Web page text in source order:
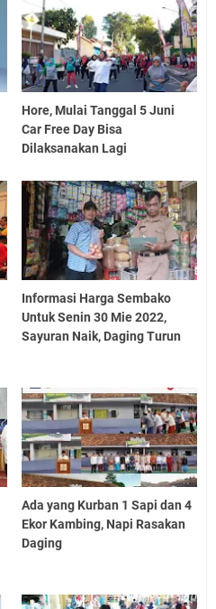
Hore, Mulai Tanggal 5 Juni
Car Free Day Bisa
Dilaksanakan Lagi
Informasi Harga Sembako
Untuk Senin 30 Mie 2022,
Sayuran Naik, Daging Turun
Ada yang Kurban 1 Sapi dan 4
Ekor Kambing, Napi Rasakan
Daging